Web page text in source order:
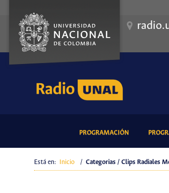
PROGRAMACIÓN(CURRENT)
Está en: Inicio / Categorias / Clips Radiales